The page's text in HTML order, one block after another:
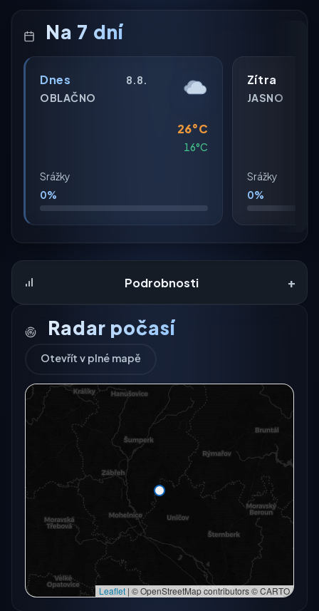
Na 7 dní
Dnes
8.8.
OBLAČNO
26°C
16°C
Srážky
0%
Zítra
JASNO
Srážky
0%
Podrobnosti +
Radar počasí
Otevřít v plné mapě
Radarový snímek momentálně není dostupný.
Otevřít v plné mapě
Zkusit znovu
Otevřít v plné mapě →
Leaflet | © OpenStreetMap contributors © CARTO